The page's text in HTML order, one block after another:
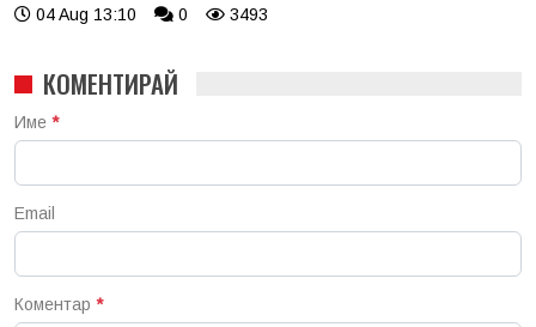
04 Aug 13:10 0 3493
КОМЕНТИРАЙ
Име *
Email
Коментар *